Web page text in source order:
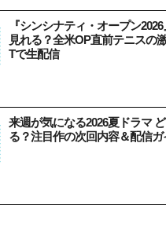
『シンシナティ・オープン
見れる？全米OP直前テニスの
Tで生配信
来週が気になる2026夏ドラマ
る？注目作の次回内容＆配信ガ